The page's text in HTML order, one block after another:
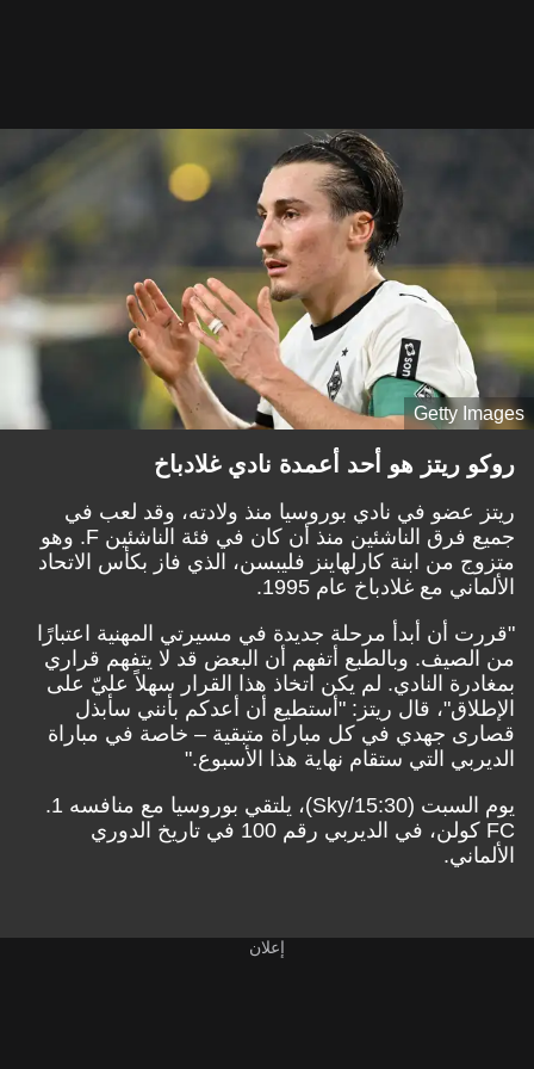
Getty Images
روكو ريتز هو أحد أعمدة نادي غلادباخ
ريتز عضو في نادي بوروسيا منذ ولادته، وقد لعب في
جميع فرق الناشئين منذ أن كان في فئة الناشئين F. وهو
متزوج من ابنة كارلهاينز فليبسن، الذي فاز بكأس الاتحاد
الألماني مع غلادباخ عام 1995.
"قررت أن أبدأ مرحلة جديدة في مسيرتي المهنية اعتبارًا
من الصيف. وبالطبع أتفهم أن البعض قد لا يتفهم قراري
بمغادرة النادي. لم يكن اتخاذ هذا القرار سهلاً عليّ على
الإطلاق"، قال ريتز: "أستطيع أن أعدكم بأنني سأبذل
قصارى جهدي في كل مباراة متبقية – خاصة في مباراة
الديربي التي ستقام نهاية هذا الأسبوع."
يوم السبت (15:30/Sky)، يلتقي بوروسيا مع منافسه 1.
FC كولن، في الديربي رقم 100 في تاريخ الدوري
الألماني.